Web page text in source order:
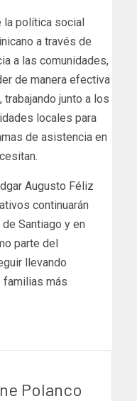
la política social
a través de
a las comunidades,
de manera efectiva
junto a los
locales para
de asistencia en
Augusto Féliz
continuarán
Santiago y en
parte del
llevando
familias más
Polanco